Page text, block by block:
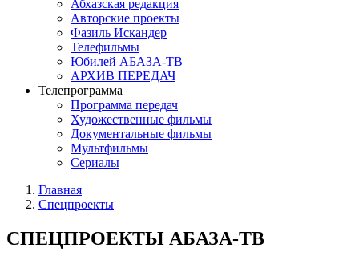
Абхазская редакция
Авторские проекты
Фазиль Искандер
Телефильмы
Юбилей АБАЗА-ТВ
АРХИВ ПЕРЕДАЧ
Телепрограмма
Программа передач
Художественные фильмы
Документальные фильмы
Мультфильмы
Сериалы
Главная
Спецпроекты
СПЕЦПРОЕКТЫ АБАЗА-ТВ